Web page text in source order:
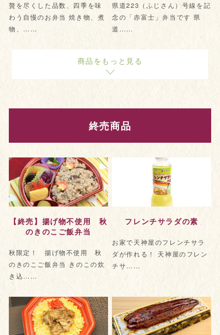
贅を尽くした品数、四季を味
わう自慢のお弁当 焼き物、煮
物、……
県道223（ふじさん）号線を記
念の「赤富士」弁当です 県
道……
商品をもっと見る
終売商品
【終売】揚げ物不使用 秋
のきのこご飯弁当
秋限定！ 揚げ物不使用 秋
のきのこご飯弁当 きのこの炊
き込……
フレンチサラダの素
お家で天神屋のフレンチサラ
ダが作れる！ 天神屋のフレン
チサ……